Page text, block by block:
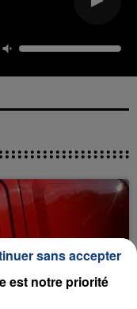
est notre priorité
sans accepter